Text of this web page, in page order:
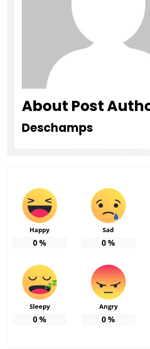
About Post
Deschamps
Happy
0%
Sad
0%
Sleepy
0%
Angry
0%